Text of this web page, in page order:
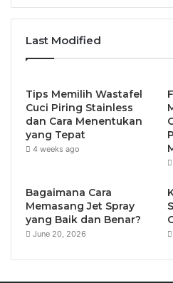
Last Modified
Tips Memilih Wastafel
Cuci Piring Stainless
dan Cara Menentukan
yang Tepat
4 weeks ago
Bagaimana Cara
Memasang Jet Spray
yang Baik dan Benar?
June 20, 2026